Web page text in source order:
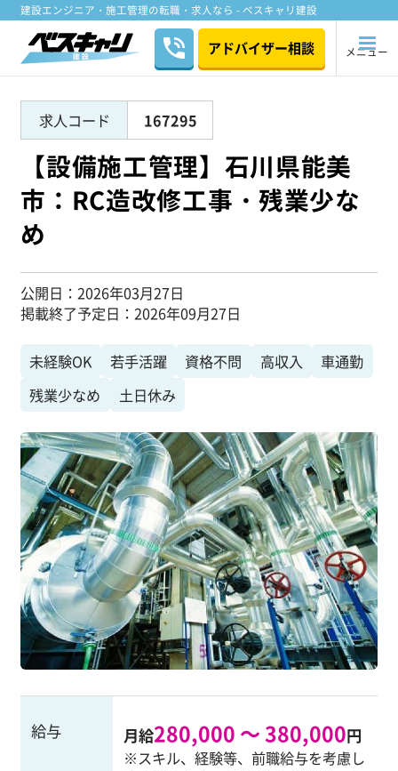
建設エンジニア・施工管理の転職・求人なら - ベスキャリ建設
アドバイザー相談 メニュー
求人コード 167295
【設備施工管理】石川県能美
市：RC造改修工事・残業少な
め
公開日
2026年03月27日
掲載終了予定日
2026年09月27日
未経験OK 若手活躍 資格不問 高収入
車通勤
残業少なめ
土日休み
給与 月給280,000 ～ 380,000円
※スキル、経験等、前職給与を考慮し